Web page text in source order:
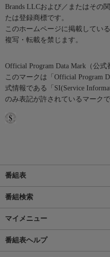
Brands LLCおよび／またはその
たは登録商標です。
このホームページに掲載してい
複写・転載を禁じます。
Official Program Data Mark（公式
このマークは「Official Program
式情報である「SI(Service
のみ表記が許されているマークで
番組表
番組検索
マイメニュー
番組表ヘルプ